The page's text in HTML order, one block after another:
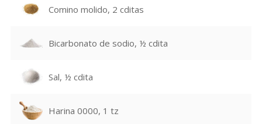
Comino molido, 2 cditas
Bicarbonato de sodio, ½ cdita
Sal, ½ cdita
Harina 0000, 1 tz